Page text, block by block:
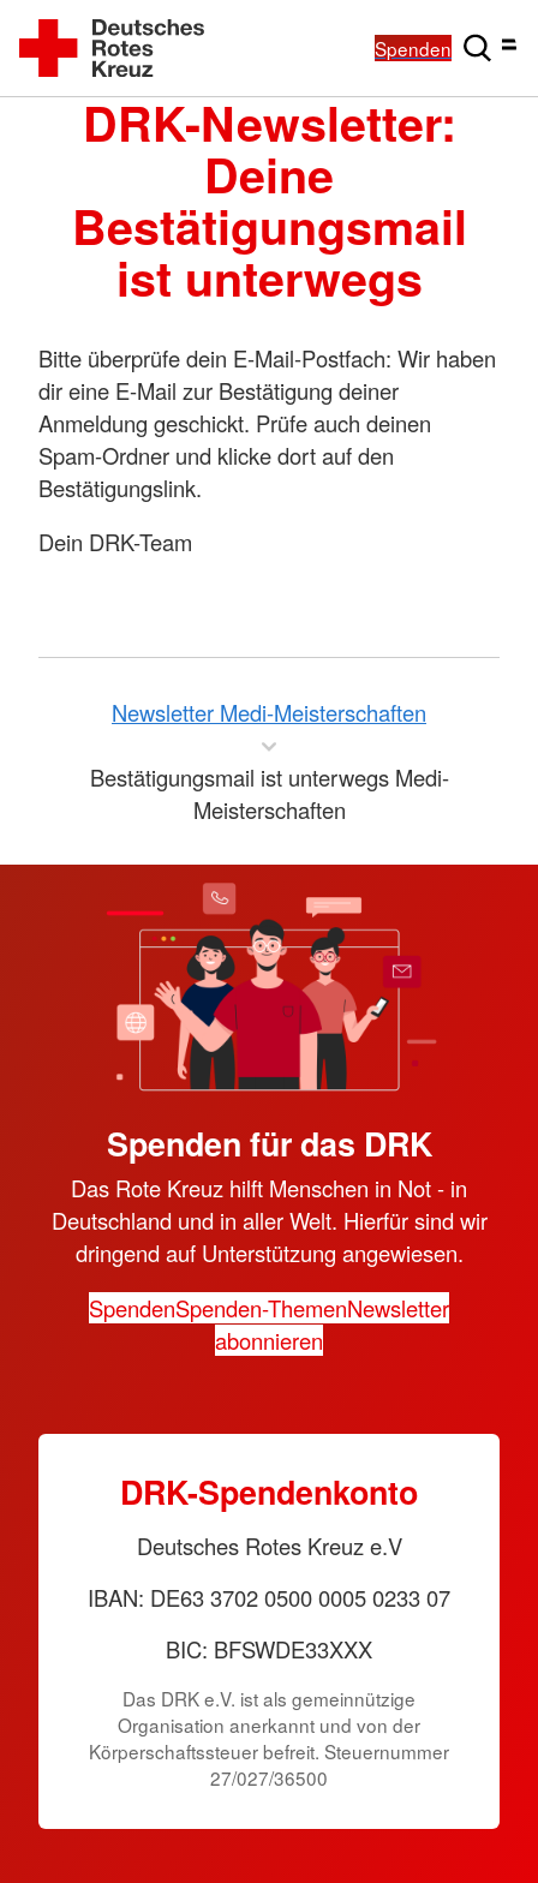
Spenden
DRK-Newsletter:
Deine
Bestätigungsmail
ist unterwegs
Bitte überprüfe dein E-Mail-Postfach: Wir haben
dir eine E-Mail zur Bestätigung deiner
Anmeldung geschickt. Prüfe auch deinen
Spam-Ordner und klicke dort auf den
Bestätigungslink.
Dein DRK-Team
Newsletter Medi-Meisterschaften
Bestätigungsmail ist unterwegs Medi-
Meisterschaften
Spenden für das DRK
Das Rote Kreuz hilft Menschen in Not - in
Deutschland und in aller Welt. Hierfür sind wir
dringend auf Unterstützung angewiesen.
SpendenSpenden-ThemenNewsletter
abonnieren
DRK-Spendenkonto
Deutsches Rotes Kreuz e.V
IBAN: DE63 3702 0500 0005 0233 07
BIC: BFSWDE33XXX
Das DRK e.V. ist als gemeinnützige
Organisation anerkannt und von der
Körperschaftssteuer befreit. Steuernummer
27/027/36500